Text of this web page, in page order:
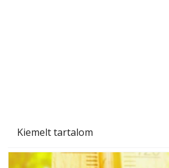
Kiemelt tartalom